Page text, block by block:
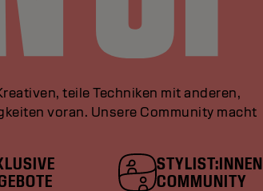
teile Techniken mit anderen,
voran. Unsere Community macht
STYLIST:INNEN
COMMUNITY